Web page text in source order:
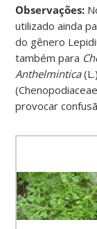
Observações:
utilizado ainda
do gênero
também para
Anthelmintica
provocar